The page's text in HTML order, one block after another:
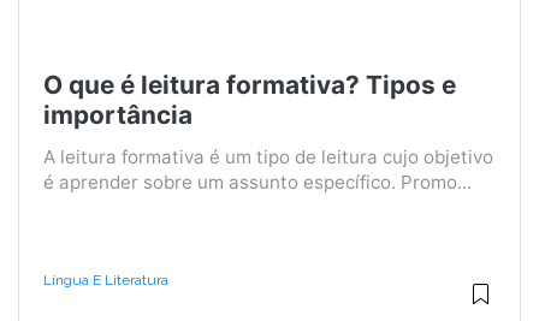
O que é leitura formativa? Tipos e
importância
A leitura formativa é um tipo de leitura cujo objetivo
é aprender sobre um assunto específico. Promo...
Língua E Literatura